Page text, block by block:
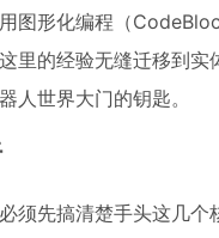
图形化编程（
里的经验无缝迁移到
人世界大门的钥匙。
须先搞清楚手头这几